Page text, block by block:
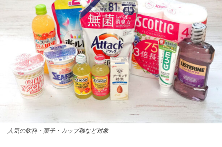
人気の飲料・菓子・カップ麺など対象